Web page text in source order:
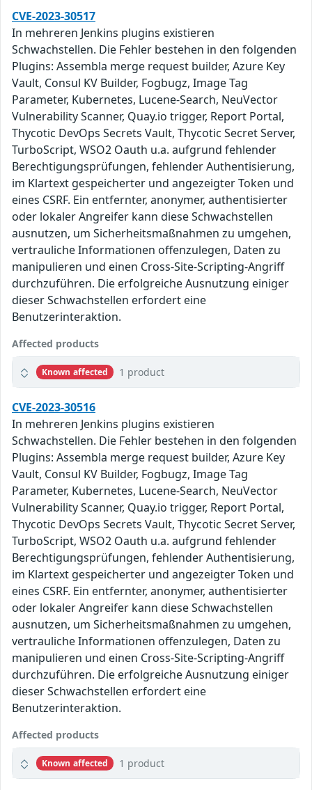
CVE-2023-30517
In mehreren Jenkins plugins existieren
Schwachstellen. Die Fehler bestehen in den folgenden
Plugins: Assembla merge request builder, Azure Key
Vault, Consul KV Builder, Fogbugz, Image Tag
Parameter, Kubernetes, Lucene-Search, NeuVector
Vulnerability Scanner, Quay.io trigger, Report Portal,
Thycotic DevOps Secrets Vault, Thycotic Secret Server,
TurboScript, WSO2 Oauth u.a. aufgrund fehlender
Berechtigungsprüfungen, fehlender Authentisierung,
im Klartext gespeicherter und angezeigter Token und
eines CSRF. Ein entfernter, anonymer, authentisierter
oder lokaler Angreifer kann diese Schwachstellen
ausnutzen, um Sicherheitsmaßnahmen zu umgehen,
vertrauliche Informationen offenzulegen, Daten zu
manipulieren und einen Cross-Site-Scripting-Angriff
durchzuführen. Die erfolgreiche Ausnutzung einiger
dieser Schwachstellen erfordert eine
Benutzerinteraktion.
Affected products
Known affected 1 product
CVE-2023-30516
In mehreren Jenkins plugins existieren
Schwachstellen. Die Fehler bestehen in den folgenden
Plugins: Assembla merge request builder, Azure Key
Vault, Consul KV Builder, Fogbugz, Image Tag
Parameter, Kubernetes, Lucene-Search, NeuVector
Vulnerability Scanner, Quay.io trigger, Report Portal,
Thycotic DevOps Secrets Vault, Thycotic Secret Server,
TurboScript, WSO2 Oauth u.a. aufgrund fehlender
Berechtigungsprüfungen, fehlender Authentisierung,
im Klartext gespeicherter und angezeigter Token und
eines CSRF. Ein entfernter, anonymer, authentisierter
oder lokaler Angreifer kann diese Schwachstellen
ausnutzen, um Sicherheitsmaßnahmen zu umgehen,
vertrauliche Informationen offenzulegen, Daten zu
manipulieren und einen Cross-Site-Scripting-Angriff
durchzuführen. Die erfolgreiche Ausnutzung einiger
dieser Schwachstellen erfordert eine
Benutzerinteraktion.
Affected products
Known affected 1 product